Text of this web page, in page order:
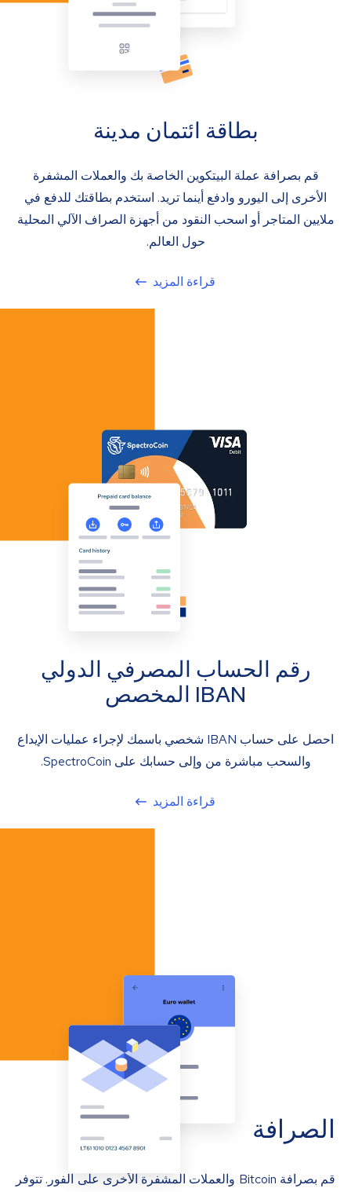
بطاقة ائتمان مدينة
قم بصرافة عملة البيتكوين الخاصة بك والعملات المشفرة
الأخرى إلى اليورو وادفع أينما تريد. استخدم بطاقتك للدفع في
ملايين المتاجر أو اسحب النقود من أجهزة الصراف الآلي المحلية
حول العالم.
قراءة المزيد
رقم الحساب المصرفي الدولي
IBAN المخصص
احصل على حساب IBAN شخصي باسمك لإجراء عمليات الإيداع
والسحب مباشرة من وإلى حسابك على SpectroCoin.
قراءة المزيد
الصرافة
قم بصرافة Bitcoin والعملات المشفرة الأخرى على الفور. تتوفر